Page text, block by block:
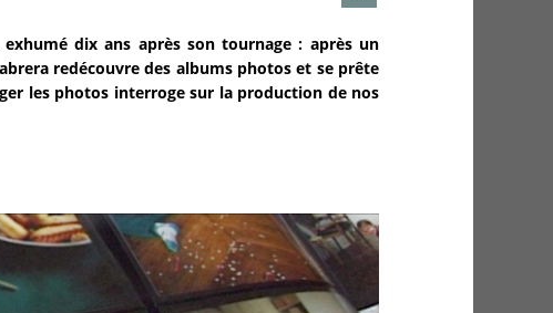
dix ans après son tournage : après un
redécouvre des albums photos et se prête
les photos interroge sur la production de nos